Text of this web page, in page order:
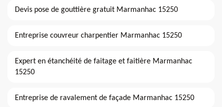
Devis pose de gouttière gratuit Marmanhac 15250
Entreprise couvreur charpentier Marmanhac 15250
Expert en étanchéité de faitage et faitière Marmanhac
15250
Entreprise de ravalement de façade Marmanhac 15250